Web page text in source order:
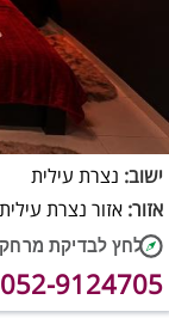
ישוב: נצרת עילית
אזור: אזור נצרת עילית
052-9124705